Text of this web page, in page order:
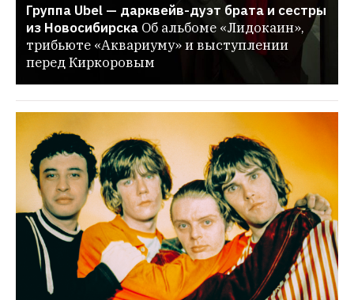
Группа Ubel — дарквейв-дуэт брата и сестры
из Новосибирска Об альбоме «Лидокаин»,
трибьюте «Аквариуму» и выступлении
перед Киркоровым